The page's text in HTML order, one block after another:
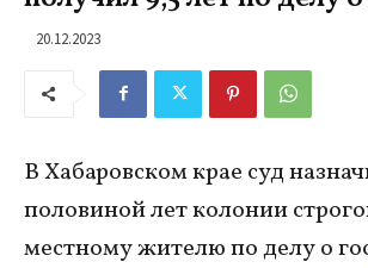
20.12.2023
В Хабаровском крае суд
половиной лет колонии
местному жителю по делу о